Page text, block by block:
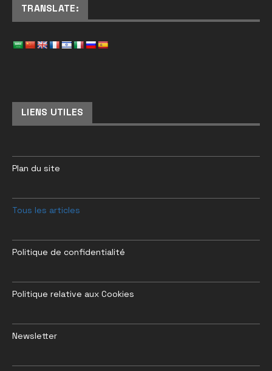
TRANSLATE:
LIENS UTILES
Plan du site
Tous les articles
Politique de confidentialité
Politique relative aux Cookies
Newsletter